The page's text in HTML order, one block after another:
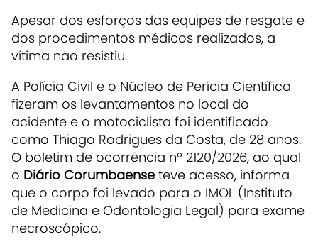
Apesar dos esforços das equipes de resgate e
dos procedimentos médicos realizados, a
vítima não resistiu.
A Polícia Civil e o Núcleo de Perícia Científica
fizeram os levantamentos no local do
acidente e o motociclista foi identificado
como Thiago Rodrigues da Costa, de 28 anos.
O boletim de ocorrência nº 2120/2026, ao qual
o Diário Corumbaense teve acesso, informa
que o corpo foi levado para o IMOL (Instituto
de Medicina e Odontologia Legal) para exame
necroscópico.